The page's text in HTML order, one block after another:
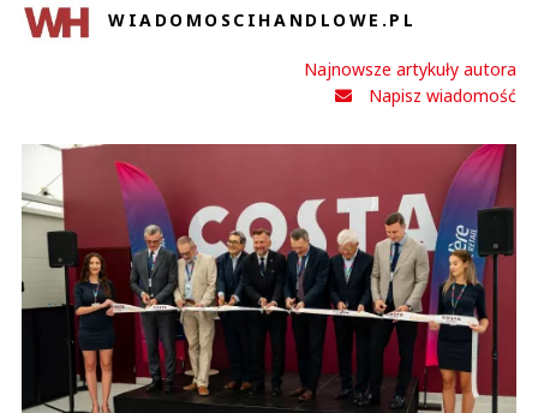
WIADOMOSCIHANDLOWE.PL
Najnowsze artykuły autora
Napisz wiadomość